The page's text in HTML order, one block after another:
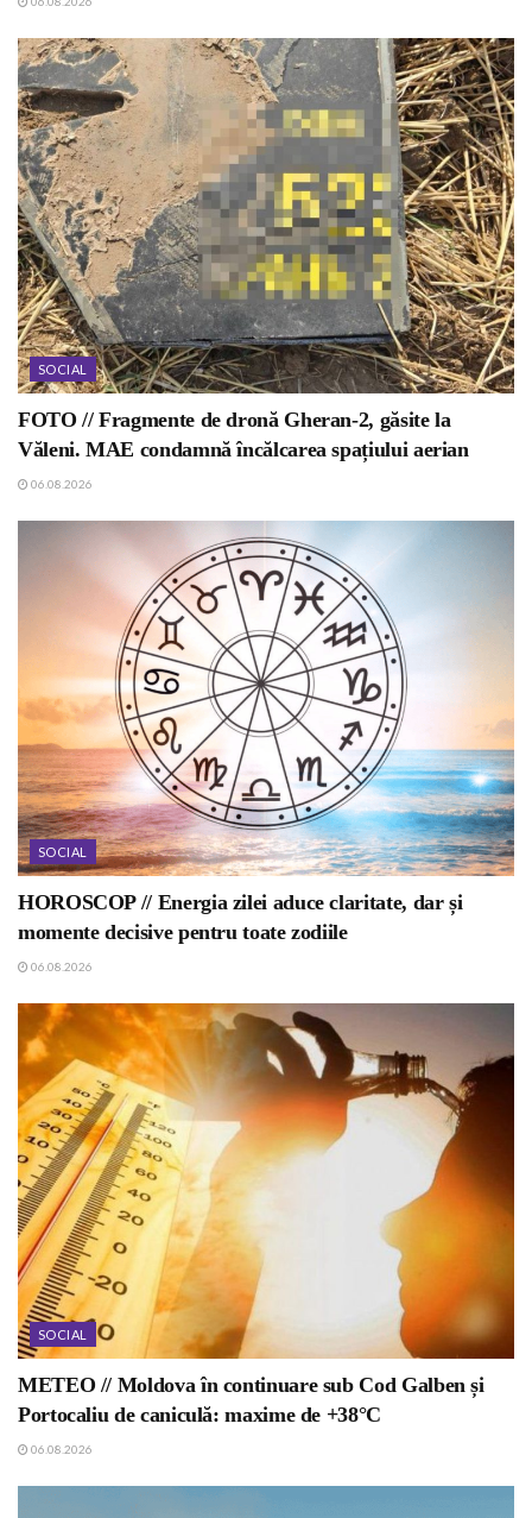
SOCIAL
FOTO // Fragmente de dronă Gheran-2, găsite la
Văleni. MAE condamnă încălcarea spațiului aerian
06.08.2026
SOCIAL
HOROSCOP // Energia zilei aduce claritate, dar și
momente decisive pentru toate zodiile
06.08.2026
SOCIAL
METEO // Moldova în continuare sub Cod Galben și
Portocaliu de caniculă: maxime de +38°C
06.08.2026